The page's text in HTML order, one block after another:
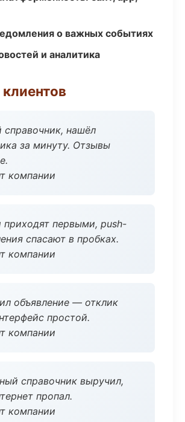
о важных событиях
и аналитика
справочник, нашёл
за минуту. Отзывы
компании
приходят первыми, push-
спасают в пробках.
компании
объявление — отклик
простой.
компании
справочник выручил,
пропал.
компании